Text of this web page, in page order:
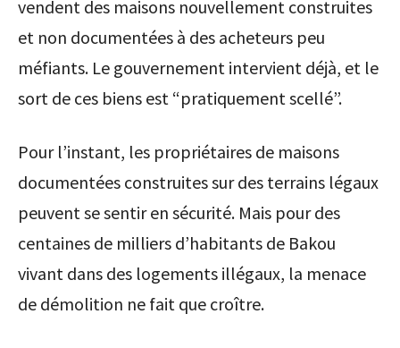
vendent des maisons nouvellement construites
et non documentées à des acheteurs peu
méfiants. Le gouvernement intervient déjà, et le
sort de ces biens est “pratiquement scellé”.
Pour l’instant, les propriétaires de maisons
documentées construites sur des terrains légaux
peuvent se sentir en sécurité. Mais pour des
centaines de milliers d’habitants de Bakou
vivant dans des logements illégaux, la menace
de démolition ne fait que croître.